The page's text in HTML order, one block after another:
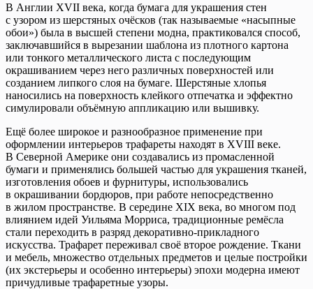
В Англии XVII века, когда бумага для украшения стен
с узором из шерстяных очёсков (так называемые «насыпные
обои») была в высшей степени модна, практиковался способ,
заключавшийся в вырезании шаблона из плотного картона
или тонкого металлического листа с последующим
окрашиванием через него различных поверхностей или
созданием липкого слоя на бумаге. Шерстяные хлопья
наносились на поверхность клейкого отпечатка и эффектно
симулировали объёмную аппликацию или вышивку.
Ещё более широкое и разнообразное применение при
оформлении интерьеров трафареты находят в XVIII веке.
В Северной Америке они создавались из промасленной
бумаги и применялись большей частью для украшения тканей,
изготовления обоев и фурнитуры, использовались
в окрашивании бордюров, при работе непосредственно
в жилом пространстве. В середине XIX века, во многом под
влиянием идей Уильяма Морриса, традиционные ремёсла
стали переходить в разряд декоративно-прикладного
искусства. Трафарет переживал своё второе рождение. Ткани
и мебель, множество отдельных предметов и целые постройки
(их экстерьеры и особенно интерьеры) эпохи модерна имеют
причудливые трафаретные узоры.